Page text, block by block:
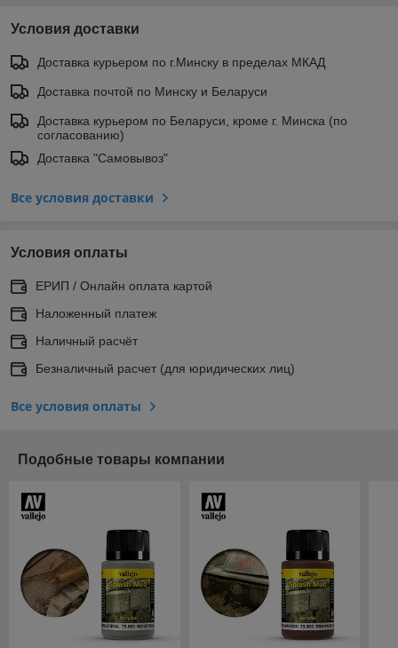
Условия доставки
Доставка курьером по г.Минску в пределах МКАД
Доставка почтой по Минску и Беларуси
Доставка курьером по Беларуси, кроме г. Минска (по
согласованию)
Доставка "Самовывоз"
Все условия доставки
Условия оплаты
ЕРИП / Онлайн оплата картой
Наложенный платеж
Наличный расчёт
Безналичный расчет (для юридических лиц)
Все условия оплаты
Подобные товары компании